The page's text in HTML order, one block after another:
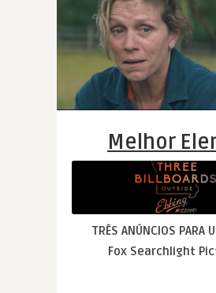
Melhor
TRÊS ANÚNCIOS PARA
Fox Searchlight